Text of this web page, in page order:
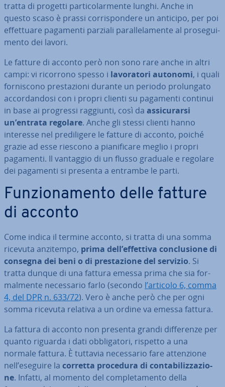
tratta di progetti par­ti­co­lar­men­te lunghi. Anche in
questo scaso è prassi cor­ri­spon­de­re un anticipo, per poi
ef­fet­tua­re pagamenti parziali pa­ral­le­la­men­te al pro­se­gui­
men­to dei lavori.
Le fatture di acconto però non sono rare anche in altri
campi: vi ricorrono spesso i la­vo­ra­to­ri autonomi, i quali
for­ni­sco­no pre­sta­zio­ni durante un periodo pro­lun­ga­to
ac­cor­dan­do­si con i propri clienti su pagamenti continui
in base ai progressi raggiunti, così da as­si­cu­rar­si
un’entrata regolare. Anche gli stessi clienti hanno
interesse nel pre­di­li­ge­re le fatture di acconto, poiché
grazie ad esse riescono a pia­ni­fi­ca­re meglio i propri
pagamenti. Il vantaggio di un flusso graduale e regolare
dei pagamenti si presenta a entrambe le parti.
Fun­zio­na­men­to delle fatture
di acconto
Come indica il termine acconto, si tratta di una somma
ricevuta anzitempo, prima dell’effettiva con­clu­sio­ne di
consegna dei beni o di pre­sta­zio­ne del servizio. Si
tratta dunque di una fattura emessa prima che sia for­
mal­men­te ne­ces­sa­rio farlo (secondo l’articolo 6, comma
4, del DPR n. 633/72). Vero è anche però che per ogni
somma ricevuta relativa a un ordine va emessa fattura.
La fattura di acconto non presenta grandi dif­fe­ren­ze per
quanto riguarda i dati ob­bli­ga­to­ri, rispetto a una
normale fattura. È tuttavia ne­ces­sa­rio fare at­ten­zio­ne
nell’eseguire la corretta procedura di con­ta­bi­liz­za­zio­
ne. Infatti, al momento del com­ple­ta­men­to della